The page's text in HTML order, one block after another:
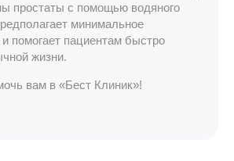
простаты с помощью водяного
минимальное
помогает пациентам быстро
жизни.
вам в «Бест Клиник»!